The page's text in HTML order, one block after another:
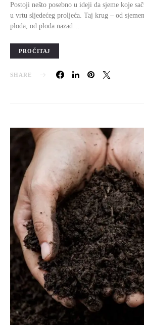
Postoji nešto posebno u ideji da sjeme koje
u vrtu sljedećeg proljeća. Taj krug – od
ploda, od ploda nazad…
PROČITAJ
SHARE